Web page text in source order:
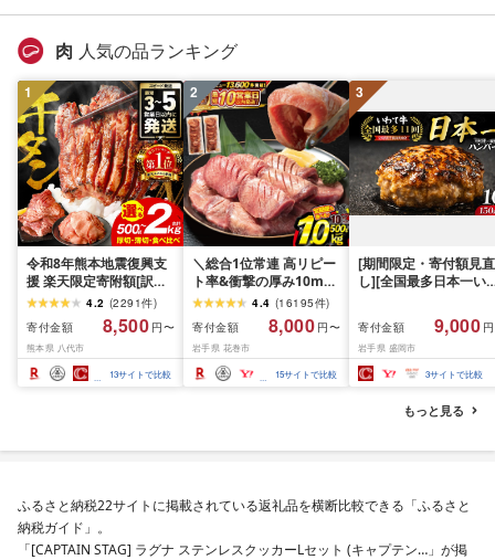
肉 人気の品ランキング
1
令和8年熊本地震復興支
援 楽天限定寄附額[訳あ
り]牛タン 500g〜2kg 肉
牛肉 訳あり 牛タン 冷凍
小分け 厚切り 薄切り 食
べ比べ 500g 1kg 1.5kg
2kg 牛 人気 ビーフ 牛た
ん ふるさと納税 ランキ
4.2 (2291件)
寄付金額
8,500 円〜
熊本県 八代市
13サイトで比較
2
＼総合1位常連 高リピー
ト率&衝撃の厚み10mm
厚切り牛タン 塩味/ ≪ス
ピード発送!!10営業日以
内発送≫ 選べる内容量
500g / 1kg 定期便 毎月
届く 牛肉 肉 BBQ ふるさ
と 人気 ランキング 岩手
4.4 (16195件)
寄付金額
8,000 円〜
岩手県 花巻市
15サイトで比較
3
[期間限定・寄付額見直
し][全国最多日本一い
1.5kg(150g×10個) い
て牛 × 岩中豚 ハンバー
グ 合挽き 合い挽き 黒
和牛 人気 冷凍 個包装
分け 冷凍 牛肉 豚肉 和
ビーフ ポーク はんば
ぐ 挽肉 お肉 ミンチ 肉
キング 1位 1万円以下
寄付金額 9,000
岩手県 盛岡市
3サイトで比較
もっと見る
ふるさと納税22サイトに掲載されている返礼品を横断比較できる「ふるさと
納税ガイド」。
「[CAPTAIN STAG] ラグナ ステンレスクッカーLセット (キャプテン…」が掲